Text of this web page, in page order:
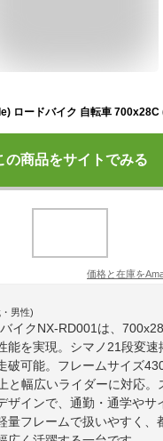
の商品をサイトでみる
価格と在庫を
男性)
イクNX-RD001は、
能を実現。シマノ21段変速
破可能。フレームサイズ
と幅広いライダーに対応。
ザインで、通勤・通学やサ
量フレームで扱いやすく、